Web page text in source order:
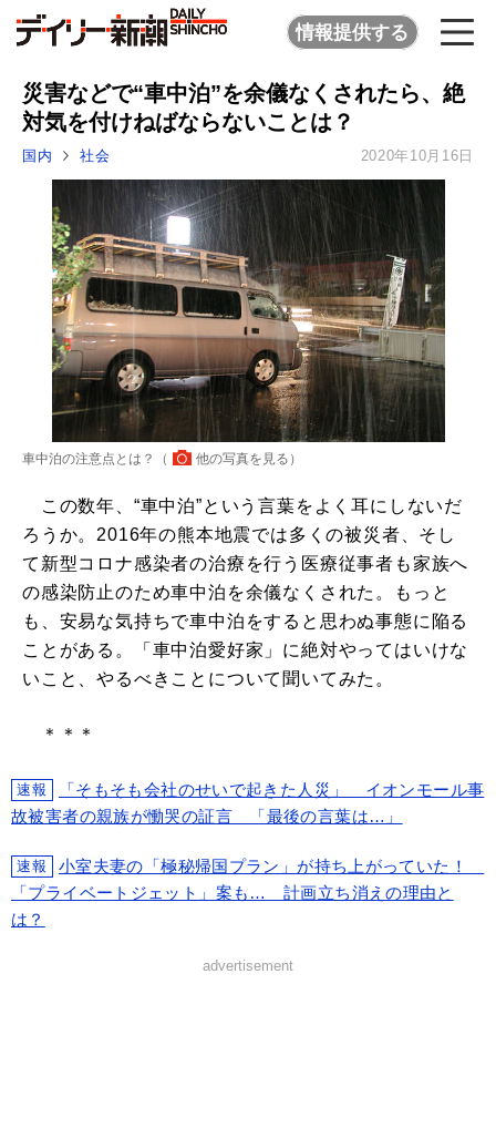
情報提供する
災害などで“車中泊”を余儀なくされたら、絶
対気を付けねばならないことは？
国内 社会 2020年10月16日
車中泊の注意点とは？（ 他の写真を見る ）
この数年、“車中泊”という言葉をよく耳にしないだ
ろうか。2016年の熊本地震では多くの被災者、そし
て新型コロナ感染者の治療を行う医療従事者も家族へ
の感染防止のため車中泊を余儀なくされた。もっと
も、安易な気持ちで車中泊をすると思わぬ事態に陥る
ことがある。「車中泊愛好家」に絶対やってはいけな
いこと、やるべきことについて聞いてみた。
＊＊＊
速報
「そもそも会社のせいで起きた人災」 イオンモール事
故被害者の親族が慟哭の証言 「最後の言葉は…」
速報
小室夫妻の「極秘帰国プラン」が持ち上がっていた！
「プライベートジェット」案も… 計画立ち消えの理由と
は？
advertisement